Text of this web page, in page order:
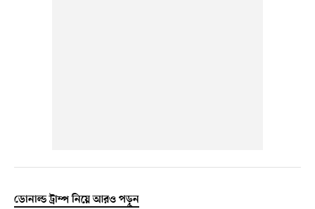
ডোনাল্ড ট্রাম্প নিয়ে আরও পড়ুন